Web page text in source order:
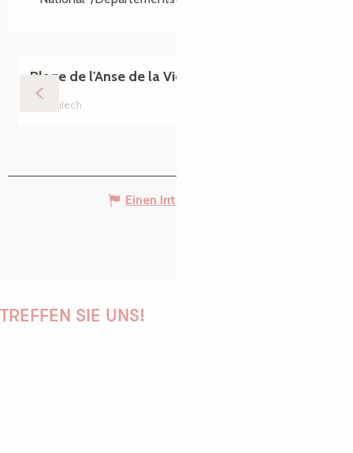
Plage de l'Anse de la Vierge
Ploulec'h
Einen Irrtum angeben
TREFFEN SIE UNS!